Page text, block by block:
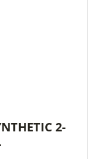
2-